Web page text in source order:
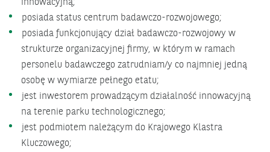
innowacyjną;
posiada status centrum badawczo-rozwojowego;
posiada funkcjonujący dział badawczo-rozwojowy w
strukturze organizacyjnej firmy, w którym w ramach
personelu badawczego zatrudniam/y co najmniej jedną
osobę w wymiarze pełnego etatu;
jest inwestorem prowadzącym działalność innowacyjną
na terenie parku technologicznego;
jest podmiotem należącym do Krajowego Klastra
Kluczowego;